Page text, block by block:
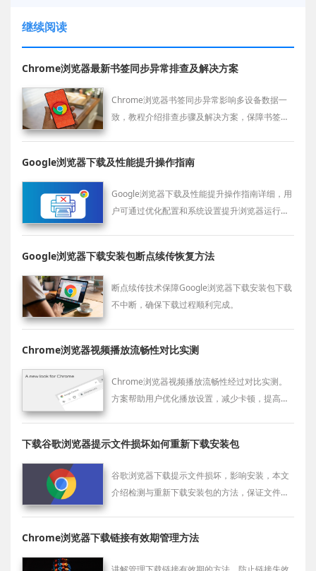
继续阅读
Chrome浏览器最新书签同步异常排查及解决方案
Chrome浏览器书签同步异常影响多设备数据一
致，教程介绍排查步骤及解决方案，保障书签正
Google浏览器下载及性能提升操作指南
Google浏览器下载及性能提升操作指南详细，用
户可通过优化配置和系统设置提升浏览器运行速
Google浏览器下载安装包断点续传恢复方法
断点续传技术保障Google浏览器下载安装包下载
不中断，确保下载过程顺利完成。
Chrome浏览器视频播放流畅性对比实测
Chrome浏览器视频播放流畅性经过对比实测。
方案帮助用户优化播放设置，减少卡顿，提高视
下载谷歌浏览器提示文件损坏如何重新下载安装包
谷歌浏览器下载提示文件损坏，影响安装，本文
介绍检测与重新下载安装包的方法，保证文件完
Chrome浏览器下载链接有效期管理方法